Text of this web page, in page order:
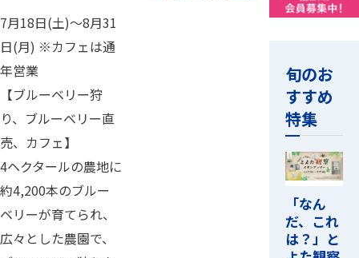
7月18日(土)～8月31
日(月) ※カフェは通
年営業
【ブルーベリー狩
り、ブルーベリー直
売、カフェ】
4ヘクタールの農地に
約4,200本のブルー
ベリーが育てられ、
広々とした農園で、
旬のお
すすめ
特集
「なん
だ、これ
は？」と